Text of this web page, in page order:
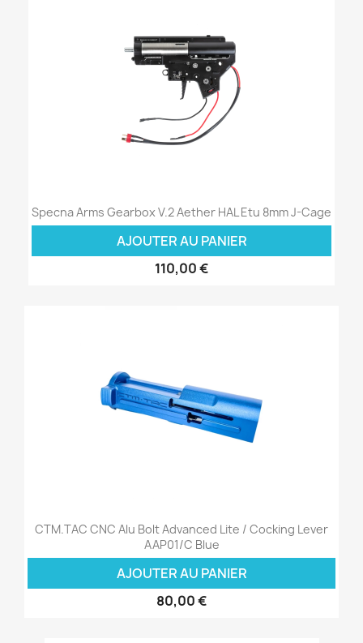
Specna Arms Gearbox V.2 Aether HAL Etu 8mm J-Cage
AJOUTER AU PANIER
110,00 €
CTM.TAC CNC Alu Bolt Advanced Lite / Cocking Lever
AAP01/C Blue
AJOUTER AU PANIER
80,00 €